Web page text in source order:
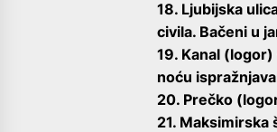
18. Ljubijska
civila. Bačeni u
19. Kanal
noću
20. Prečko
21. Maksimirska